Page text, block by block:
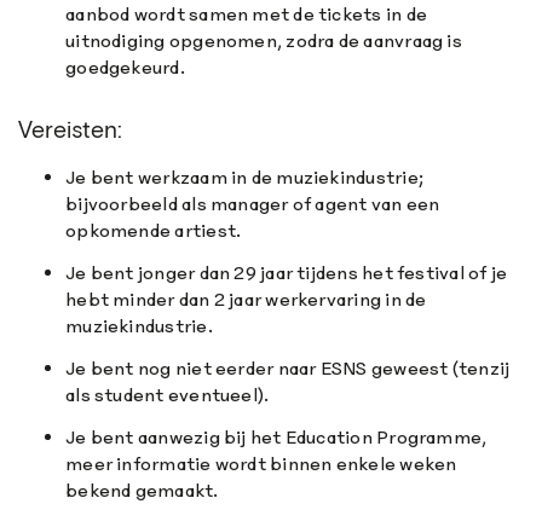
aanbod wordt samen met de tickets in de
uitnodiging opgenomen, zodra de aanvraag is
goedgekeurd.
Vereisten:
Je bent werkzaam in de muziekindustrie;
bijvoorbeeld als manager of agent van een
opkomende artiest.
Je bent jonger dan 29 jaar tijdens het festival of je
hebt minder dan 2 jaar werkervaring in de
muziekindustrie.
Je bent nog niet eerder naar ESNS geweest (tenzij
als student eventueel).
Je bent aanwezig bij het Education Programme,
meer informatie wordt binnen enkele weken
bekend gemaakt.